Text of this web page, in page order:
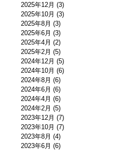
2025年12月 (3)
2025年10月 (3)
2025年8月 (3)
2025年6月 (3)
2025年4月 (2)
2025年2月 (5)
2024年12月 (5)
2024年10月 (6)
2024年8月 (6)
2024年6月 (6)
2024年4月 (6)
2024年2月 (5)
2023年12月 (7)
2023年10月 (7)
2023年8月 (4)
2023年6月 (6)